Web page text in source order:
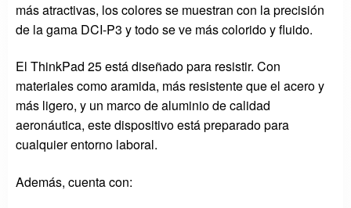
más atractivas, los colores se muestran con la precisión
de la gama DCI-P3 y todo se ve más colorido y fluido.
El ThinkPad 25 está diseñado para resistir. Con
materiales como aramida, más resistente que el acero y
más ligero, y un marco de aluminio de calidad
aeronáutica, este dispositivo está preparado para
cualquier entorno laboral.
Además, cuenta con: